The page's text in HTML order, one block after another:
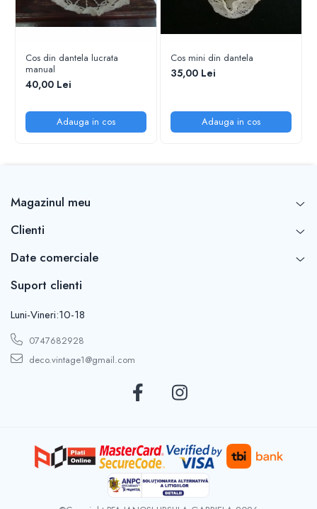
Cos din dantela lucrata
manual
40,00 Lei
Adauga in cos
Cos mini din dantela
35,00 Lei
Adauga in cos
Magazinul meu
Clienti
Date comerciale
Suport clienti
Luni-Vineri:10-18
0747682928
deco.vintage1@gmail.com